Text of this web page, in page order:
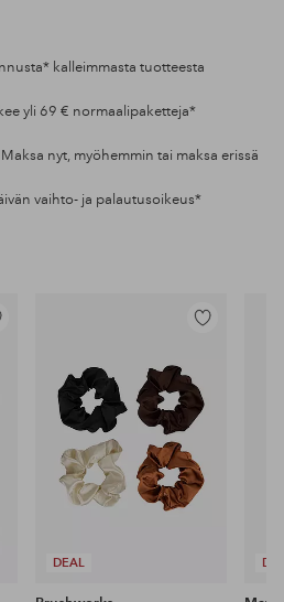
kalleimmasta tuotteesta
yli 69 € normaalipaketteja*
nyt, myöhemmin tai maksa erissä
vaihto- ja palautusoikeus*
DEAL
Lisää